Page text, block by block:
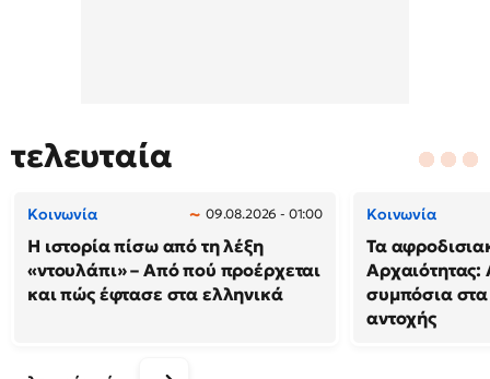
τελευταία
Κοινωνία 09.08.2026 - 01:00
Η ιστορία πίσω από τη λέξη
«ντουλάπι» – Από πού προέρχεται
και πώς έφτασε στα ελληνικά
Κοινωνία
Τα
Αρχαιότητας:
συμπόσια στα
αντοχής